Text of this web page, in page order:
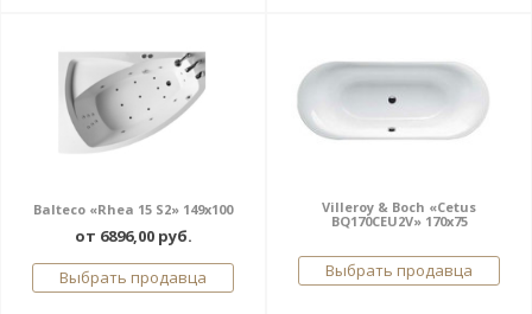
Balteco «Rhea 15 S2» 149x100
от 6896,00 руб.
Выбрать продавца
Villeroy & Boch «Cetus
BQ170CEU2V» 170x75
Выбрать продавца